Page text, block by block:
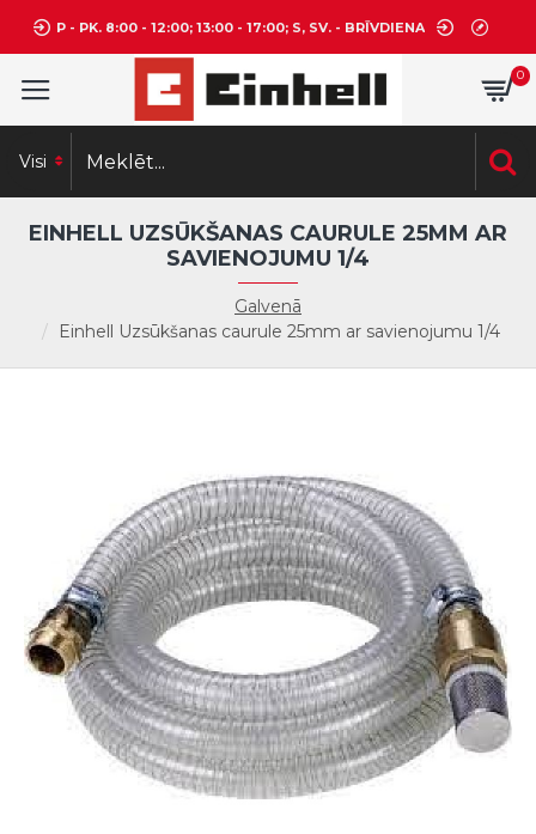
P - PK. 8:00 - 12:00; 13:00 - 17:00; S, SV. - BRĪVDIENA
0
Visi
Galvenā
Einhell Uzsūkšanas caurule 25mm ar savienojumu 1/4
EINHELL UZSŪKŠANAS CAURULE 25MM AR
SAVIENOJUMU 1/4